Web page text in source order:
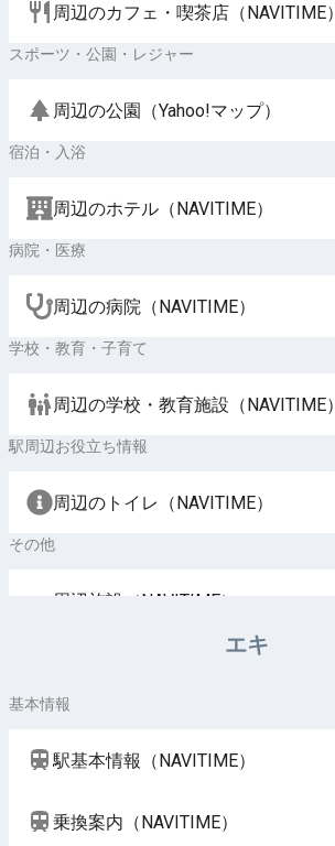
周辺のカフェ・喫茶店（NAVITIME）
スポーツ・公園・レジャー
周辺の公園（Yahoo!マップ）
宿泊・入浴
周辺のホテル（NAVITIME）
病院・医療
周辺の病院（NAVITIME）
学校・教育・子育て
周辺の学校・教育施設（NAVITIME）
駅周辺お役立ち情報
周辺のトイレ（NAVITIME）
その他
周辺施設（NAVITIME）
エキ
基本情報
駅基本情報（NAVITIME）
乗換案内（NAVITIME）